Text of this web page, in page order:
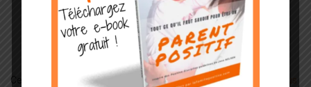
Ce site utilise Akismet pour réduire les indésirables.En savoir plus